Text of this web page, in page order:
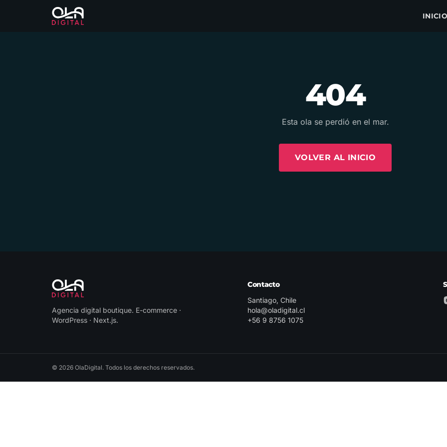
404
Esta ola se perdió en el mar.
VOLVER AL INICIO
Agencia digital boutique. E-commerce ·
WordPress · Next.js.
Contacto
Santiago, Chile
hola@oladigital.cl
+56 9 8756 1075
© 2026 OlaDigital. Todos los derechos reservados.